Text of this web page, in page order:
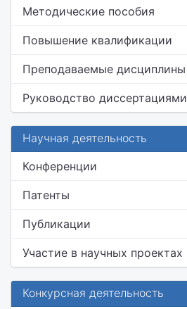
Методические пособия
Повышение квалификации
Преподаваемые дисциплины
Руководство диссертациями
Научная деятельность
Конференции
Патенты
Публикации
Участие в научных проектах
Конкурсная деятельность